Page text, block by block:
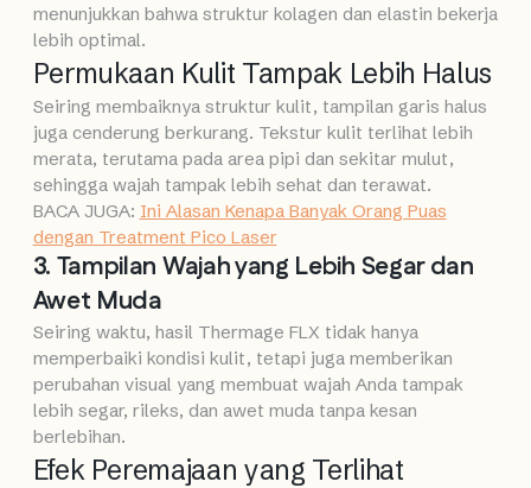
menunjukkan bahwa struktur kolagen dan elastin bekerja
lebih optimal.
Permukaan Kulit Tampak Lebih Halus
Seiring membaiknya struktur kulit, tampilan garis halus
juga cenderung berkurang. Tekstur kulit terlihat lebih
merata, terutama pada area pipi dan sekitar mulut,
sehingga wajah tampak lebih sehat dan terawat.
BACA JUGA: Ini Alasan Kenapa Banyak Orang Puas
dengan Treatment Pico Laser
3. Tampilan Wajah yang Lebih Segar dan
Awet Muda
Seiring waktu, hasil Thermage FLX tidak hanya
memperbaiki kondisi kulit, tetapi juga memberikan
perubahan visual yang membuat wajah Anda tampak
lebih segar, rileks, dan awet muda tanpa kesan
berlebihan.
Efek Peremajaan yang Terlihat